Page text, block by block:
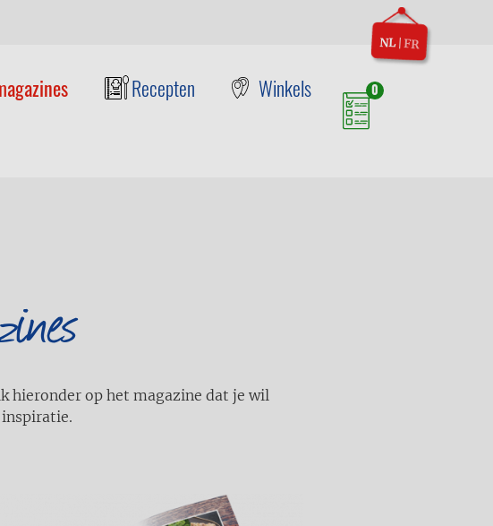
NL|FR
Recepten
Winkels
0
hieronder op het magazine dat je wil